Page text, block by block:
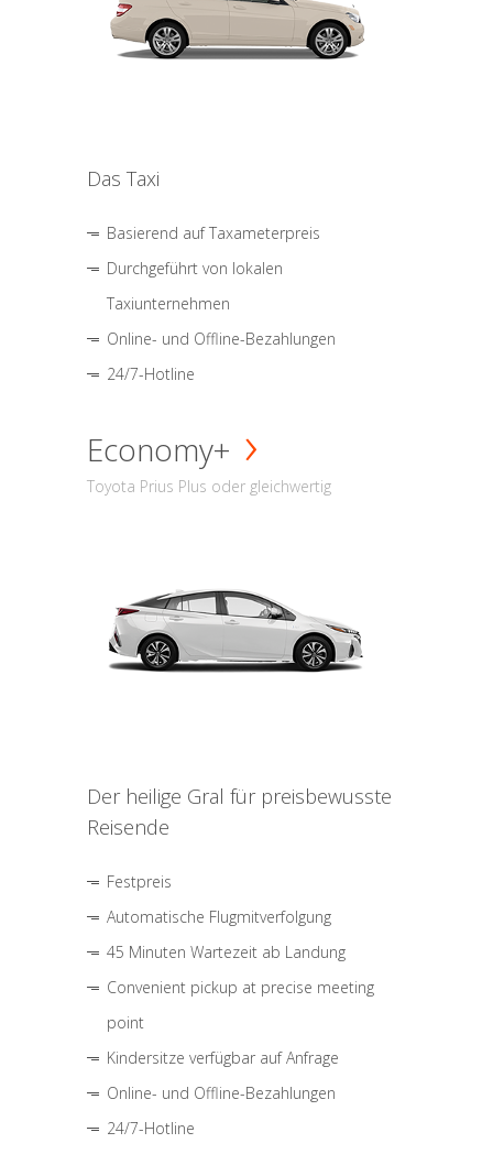
Das Taxi
Basierend auf Taxameterpreis
Durchgeführt von lokalen
Taxiunternehmen
Online- und Offline-Bezahlungen
24/7-Hotline
Economy+
Toyota Prius Plus oder gleichwertig
Der heilige Gral für preisbewusste
Reisende
Festpreis
Automatische Flugmitverfolgung
45 Minuten Wartezeit ab Landung
Convenient pickup at precise meeting
point
Kindersitze verfügbar auf Anfrage
Online- und Offline-Bezahlungen
24/7-Hotline